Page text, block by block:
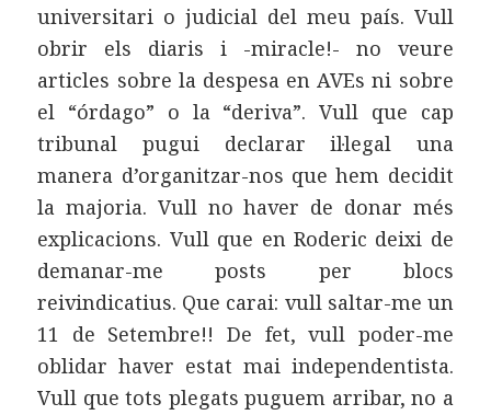
universitari o judicial del meu país. Vull
obrir els diaris i -miracle!- no veure
articles sobre la despesa en AVEs ni sobre
el “órdago” o la “deriva”. Vull que cap
tribunal pugui declarar il·legal una
manera d’organitzar-nos que hem decidit
la majoria. Vull no haver de donar més
explicacions. Vull que en Roderic deixi de
demanar-me posts per blocs
reivindicatius. Que carai: vull saltar-me un
11 de Setembre!! De fet, vull poder-me
oblidar haver estat mai independentista.
Vull que tots plegats puguem arribar, no a